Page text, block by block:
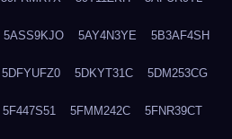
5ASS9KJO 5AY4N3YE 5B3AF4SH
5DFYUFZ0 5DKYT31C 5DM253CG
5F447S51 5FMM242C 5FNR39CT